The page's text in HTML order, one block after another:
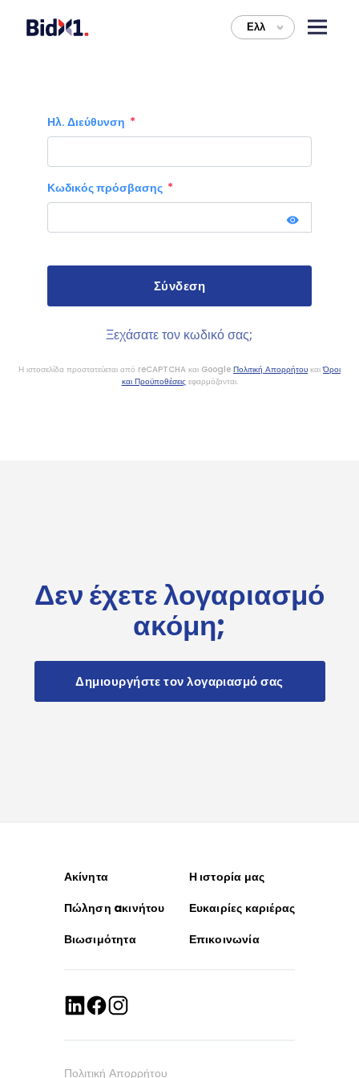
Ελλ >
Δεν έχετε λογαριασμό
ακόμη;
Δημιουργήστε τον λογαριασμό σας
Ηλ. Διεύθυνση
Κωδικός πρόσβασης
Ξεχάσατε τον κωδικό σας;
Η ιστοσελίδα προστατεύεται από reCAPTCHA και Google Πολιτική Απορρήτου καιΌροι
και Προϋποθέσειςεφαρμόζονται.
Ακίνητα
Η ιστορία μας
Πώληση aκινήτου
Ευκαιρίες καριέρας
Βιωσιμότητα
Επικοινωνία
Πολιτική Απορρήτου